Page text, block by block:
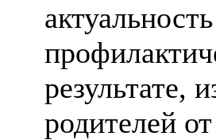
результате,
родителей